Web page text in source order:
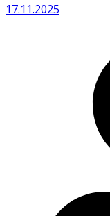
17.11.2025